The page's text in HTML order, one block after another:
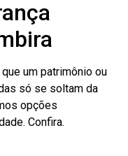
um patrimônio ou
só se soltam da
opções
Confira.